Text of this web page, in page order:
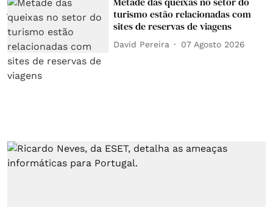
turismo estão relacionadas com
sites de reservas de viagens
David Pereira 07 Agosto 2026